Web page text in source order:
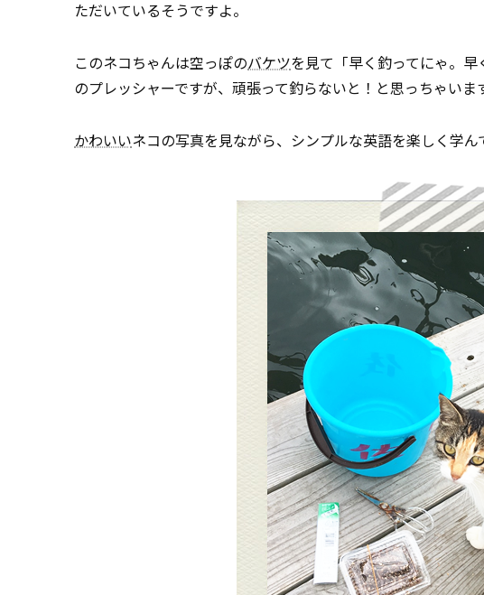
ただいているそうですよ。
このネコちゃんは空っぽのバケツを見て「早く釣ってにゃ。
のプレッシャーですが、頑張って釣らないと！と思っちゃいま
かわいいネコの写真を見ながら、シンプルな英語を楽しく学